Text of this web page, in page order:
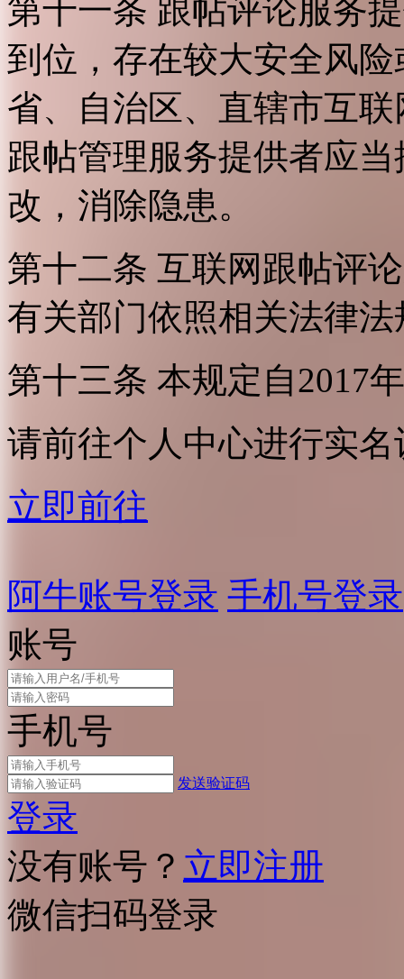
第十一条 跟帖评论服务
到位，存在较大安全风
省、自治区、直辖市互
跟帖管理服务提供者应
改，消除隐患。
第十二条 互联网跟帖评
有关部门依照相关法律
第十三条 本规定自2017
请前往个人中心进行实名
立即前往
阿牛账号登录 手机号登录
账号
手机号
发送验证码
登录
没有账号？ 立即注册
微信扫码登录